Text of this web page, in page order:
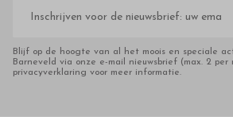
mailadres
Blijf op de hoogte van al het moois en speciale
Barneveld via onze e-mail nieuwsbrief (max. 2 per
privacyverklaring voor meer informatie.